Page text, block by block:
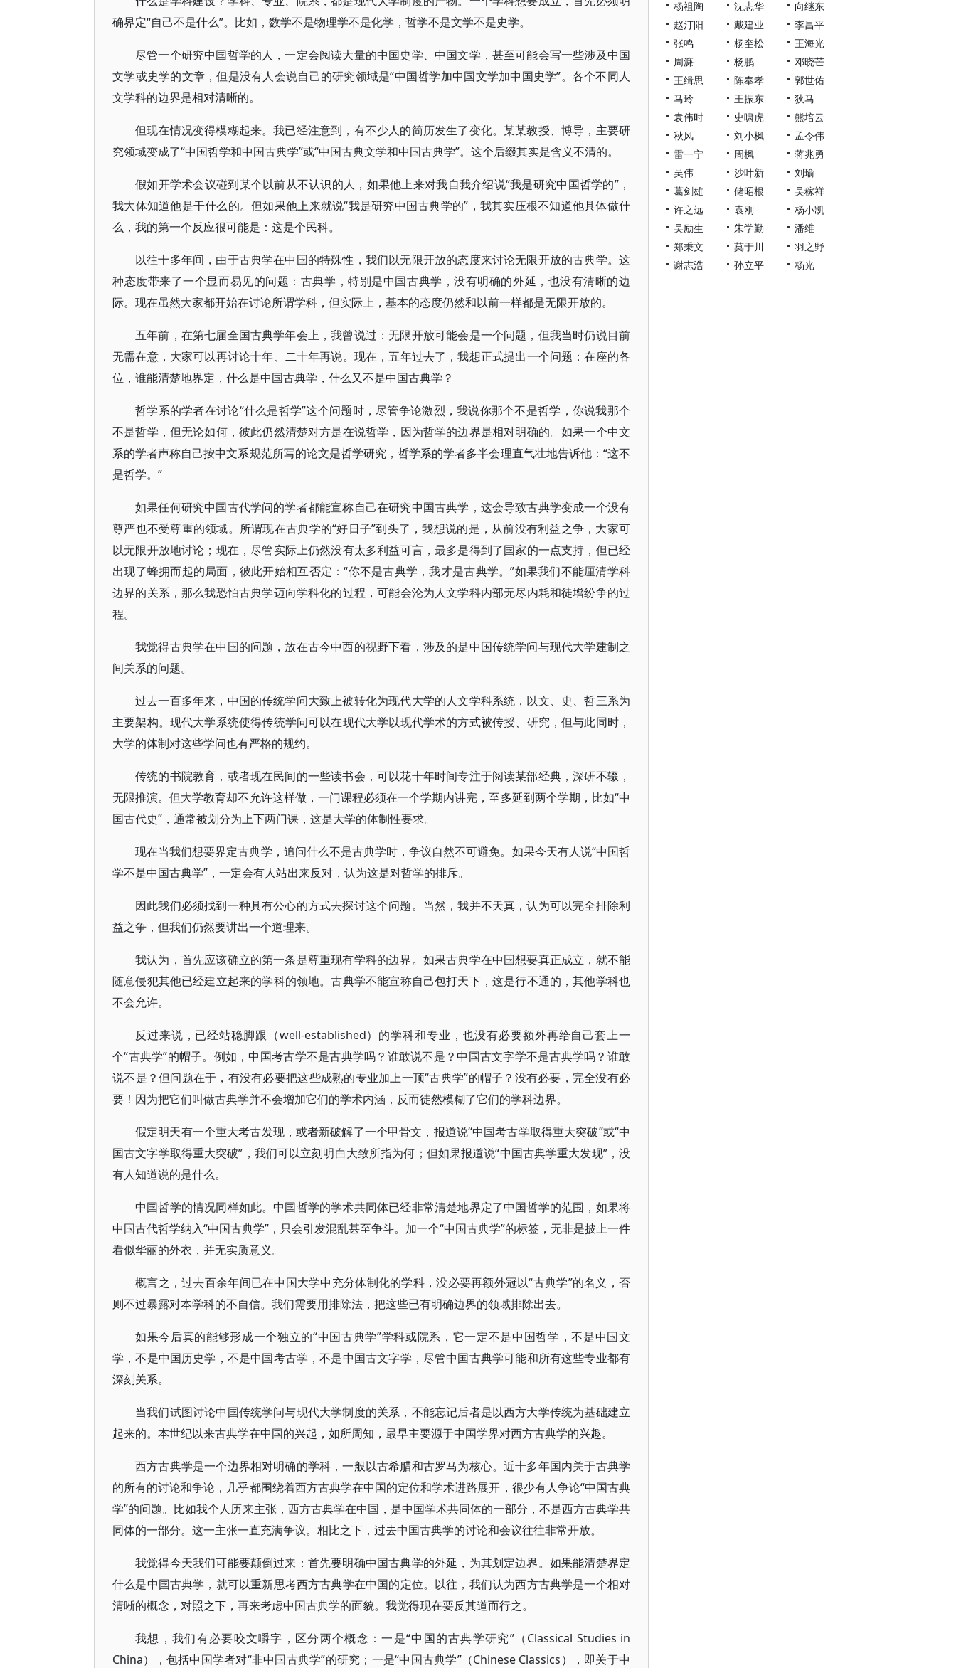
确界定“自己不是什么”。比如，数学不是物理学不是化学，哲学不是文学不是史学。
尽管一个研究中国哲学的人，一定会阅读大量的中国史学、中国文学，甚至可能会写一些涉及中国
文学或史学的文章，但是没有人会说自己的研究领域是“中国哲学加中国文学加中国史学”。各个不同人
文学科的边界是相对清晰的。
但现在情况变得模糊起来。我已经注意到，有不少人的简历发生了变化。某某教授、博导，主要研
究领域变成了“中国哲学和中国古典学”或“中国古典文学和中国古典学”。这个后缀其实是含义不清的。
假如开学术会议碰到某个以前从不认识的人，如果他上来对我自我介绍说“我是研究中国哲学的”，
我大体知道他是干什么的。但如果他上来就说“我是研究中国古典学的”，我其实压根不知道他具体做什
么，我的第一个反应很可能是：这是个民科。
以往十多年间，由于古典学在中国的特殊性，我们以无限开放的态度来讨论无限开放的古典学。这
种态度带来了一个显而易见的问题：古典学，特别是中国古典学，没有明确的外延，也没有清晰的边
际。现在虽然大家都开始在讨论所谓学科，但实际上，基本的态度仍然和以前一样都是无限开放的。
五年前，在第七届全国古典学年会上，我曾说过：无限开放可能会是一个问题，但我当时仍说目前
无需在意，大家可以再讨论十年、二十年再说。现在，五年过去了，我想正式提出一个问题：在座的各
位，谁能清楚地界定，什么是中国古典学，什么又不是中国古典学？
哲学系的学者在讨论“什么是哲学”这个问题时，尽管争论激烈，我说你那个不是哲学，你说我那个
不是哲学，但无论如何，彼此仍然清楚对方是在说哲学，因为哲学的边界是相对明确的。如果一个中文
系的学者声称自己按中文系规范所写的论文是哲学研究，哲学系的学者多半会理直气壮地告诉他：“这不
是哲学。”
如果任何研究中国古代学问的学者都能宣称自己在研究中国古典学，这会导致古典学变成一个没有
尊严也不受尊重的领域。所谓现在古典学的“好日子”到头了，我想说的是，从前没有利益之争，大家可
以无限开放地讨论；现在，尽管实际上仍然没有太多利益可言，最多是得到了国家的一点支持，但已经
出现了蜂拥而起的局面，彼此开始相互否定：“你不是古典学，我才是古典学。”如果我们不能厘清学科
边界的关系，那么我恐怕古典学迈向学科化的过程，可能会沦为人文学科内部无尽内耗和徒增纷争的过
程。
我觉得古典学在中国的问题，放在古今中西的视野下看，涉及的是中国传统学问与现代大学建制之
间关系的问题。
过去一百多年来，中国的传统学问大致上被转化为现代大学的人文学科系统，以文、史、哲三系为
主要架构。现代大学系统使得传统学问可以在现代大学以现代学术的方式被传授、研究，但与此同时，
大学的体制对这些学问也有严格的规约。
传统的书院教育，或者现在民间的一些读书会，可以花十年时间专注于阅读某部经典，深研不辍，
无限推演。但大学教育却不允许这样做，一门课程必须在一个学期内讲完，至多延到两个学期，比如“中
国古代史”，通常被划分为上下两门课，这是大学的体制性要求。
现在当我们想要界定古典学，追问什么不是古典学时，争议自然不可避免。如果今天有人说“中国哲
学不是中国古典学”，一定会有人站出来反对，认为这是对哲学的排斥。
因此我们必须找到一种具有公心的方式去探讨这个问题。当然，我并不天真，认为可以完全排除利
益之争，但我们仍然要讲出一个道理来。
我认为，首先应该确立的第一条是尊重现有学科的边界。如果古典学在中国想要真正成立，就不能
随意侵犯其他已经建立起来的学科的领地。古典学不能宣称自己包打天下，这是行不通的，其他学科也
不会允许。
反过来说，已经站稳脚跟（well-established）的学科和专业，也没有必要额外再给自己套上一
个“古典学”的帽子。例如，中国考古学不是古典学吗？谁敢说不是？中国古文字学不是古典学吗？谁敢
说不是？但问题在于，有没有必要把这些成熟的专业加上一顶“古典学”的帽子？没有必要，完全没有必
要！因为把它们叫做古典学并不会增加它们的学术内涵，反而徒然模糊了它们的学科边界。
假定明天有一个重大考古发现，或者新破解了一个甲骨文，报道说“中国考古学取得重大突破”或“中
国古文字学取得重大突破”，我们可以立刻明白大致所指为何；但如果报道说“中国古典学重大发现”，没
有人知道说的是什么。
中国哲学的情况同样如此。中国哲学的学术共同体已经非常清楚地界定了中国哲学的范围，如果将
中国古代哲学纳入“中国古典学”，只会引发混乱甚至争斗。加一个“中国古典学”的标签，无非是披上一件
看似华丽的外衣，并无实质意义。
概言之，过去百余年间已在中国大学中充分体制化的学科，没必要再额外冠以“古典学”的名义，否
则不过暴露对本学科的不自信。我们需要用排除法，把这些已有明确边界的领域排除出去。
如果今后真的能够形成一个独立的“中国古典学”学科或院系，它一定不是中国哲学，不是中国文
学，不是中国历史学，不是中国考古学，不是中国古文字学，尽管中国古典学可能和所有这些专业都有
深刻关系。
当我们试图讨论中国传统学问与现代大学制度的关系，不能忘记后者是以西方大学传统为基础建立
起来的。本世纪以来古典学在中国的兴起，如所周知，最早主要源于中国学界对西方古典学的兴趣。
西方古典学是一个边界相对明确的学科，一般以古希腊和古罗马为核心。近十多年国内关于古典学
的所有的讨论和争论，几乎都围绕着西方古典学在中国的定位和学术进路展开，很少有人争论“中国古典
学”的问题。比如我个人历来主张，西方古典学在中国，是中国学术共同体的一部分，不是西方古典学共
同体的一部分。这一主张一直充满争议。相比之下，过去中国古典学的讨论和会议往往非常开放。
我觉得今天我们可能要颠倒过来：首先要明确中国古典学的外延，为其划定边界。如果能清楚界定
什么是中国古典学，就可以重新思考西方古典学在中国的定位。以往，我们认为西方古典学是一个相对
清晰的概念，对照之下，再来考虑中国古典学的面貌。我觉得现在要反其道而行之。
我想，我们有必要咬文嚼字，区分两个概念：一是“中国的古典学研究”（Classical Studies in
China），包括中国学者对“非中国古典学”的研究；一是“中国古典学”（Chinese Classics），即关于中
杨祖陶
沈志华
向继东
赵汀阳
戴建业
李昌平
张鸣
杨奎松
王海光
周濂
杨鹏
邓晓芒
王缉思
陈奉孝
郭世佑
马玲
王振东
狄马
袁伟时
史啸虎
熊培云
秋风
刘小枫
孟令伟
雷一宁
周枫
蒋兆勇
吴伟
沙叶新
刘瑜
葛剑雄
储昭根
吴稼祥
许之远
袁刚
杨小凯
吴励生
朱学勤
潘维
郑秉文
莫于川
羽之野
谢志浩
孙立平 杨光